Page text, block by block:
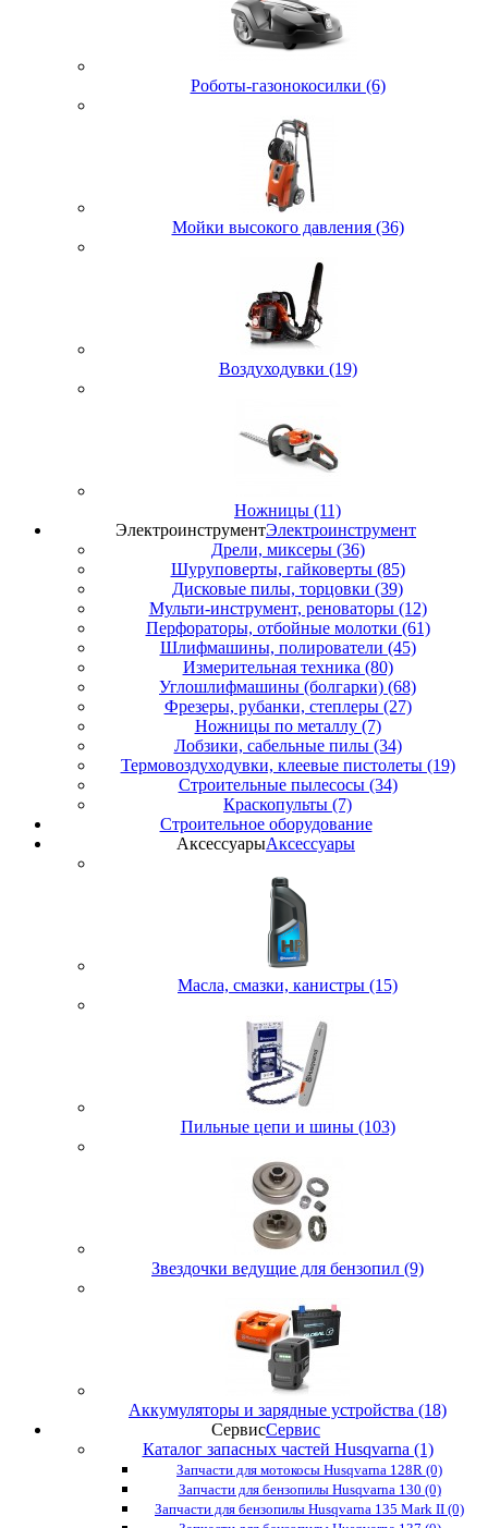
Роботы-газонокосилки (6)
Мойки высокого давления (36)
Воздуходувки (19)
Ножницы (11)
ЭлектроинструментЭлектроинструмент
Дрели, миксеры (36)
Шуруповерты, гайковерты (85)
Дисковые пилы, торцовки (39)
Мульти-инструмент, реноваторы (12)
Перфораторы, отбойные молотки (61)
Шлифмашины, полирователи (45)
Измерительная техника (80)
Углошлифмашины (болгарки) (68)
Фрезеры, рубанки, степлеры (27)
Ножницы по металлу (7)
Лобзики, сабельные пилы (34)
Термовоздуходувки, клеевые пистолеты (19)
Строительные пылесосы (34)
Краскопульты (7)
Строительное оборудование
АксессуарыАксессуары
Масла, смазки, канистры (15)
Пильные цепи и шины (103)
Звездочки ведущие для бензопил (9)
Аккумуляторы и зарядные устройства (18)
СервисСервис
Каталог запасных частей Husqvarna (1)
Запчасти для мотокосы Husqvarna 128R (0)
Запчасти для бензопилы Husqvarna 130 (0)
Запчасти для бензопилы Husqvarna 135 Mark II (0)